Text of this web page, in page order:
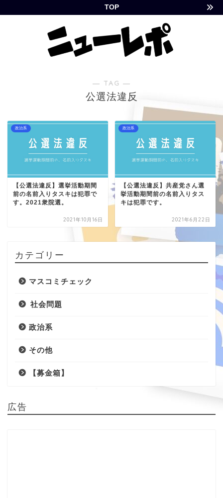
TOP
― TAG ―
公選法違反
政治系
【公選法違反】選挙活動期間
前の名前入りタスキは犯罪で
す。2021衆院選。
2021年10月16日
政治系
【公選法違反】共産党さん選
挙活動期間前の名前入りタス
キは犯罪です。
2021年6月22日
カテゴリー
マスコミチェック
社会問題
政治系
その他
【募金箱】
広告